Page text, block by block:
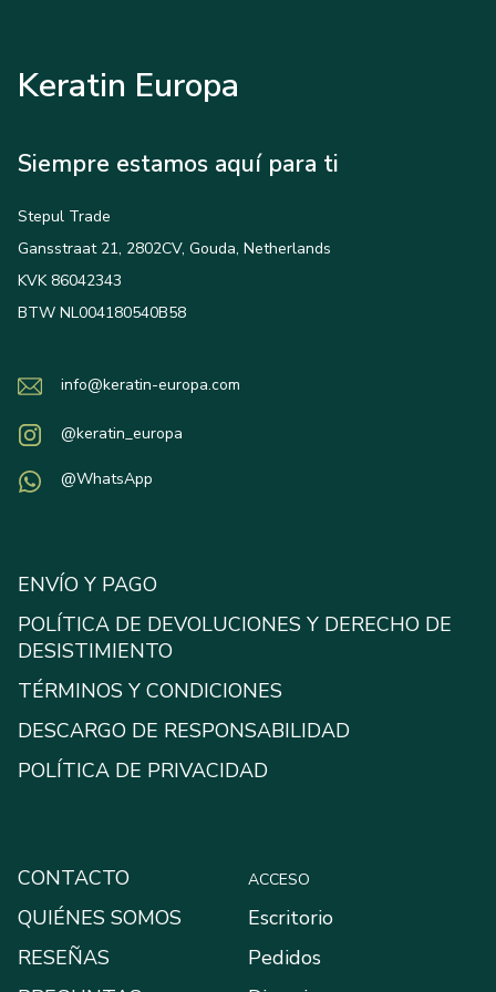
Keratin Europa
Siempre estamos aquí para ti
Stepul Trade
Gansstraat 21, 2802CV, Gouda, Netherlands
KVK 86042343
BTW NL004180540B58
info@keratin-europa.com
@keratin_europa
@WhatsApp
ENVÍO Y PAGO
POLÍTICA DE DEVOLUCIONES Y DERECHO DE
DESISTIMIENTO
TÉRMINOS Y CONDICIONES
DESCARGO DE RESPONSABILIDAD
POLÍTICA DE PRIVACIDAD
CONTACTO
QUIÉNES SOMOS
RESEÑAS
ACCESO
Escritorio
Pedidos